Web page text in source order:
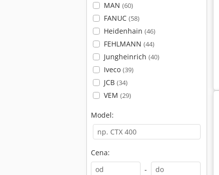
MAN (60)
FANUC (58)
Heidenhain (46)
FEHLMANN (44)
Jungheinrich (40)
Iveco (39)
JCB (34)
VEM (29)
Model:
Cena:
-